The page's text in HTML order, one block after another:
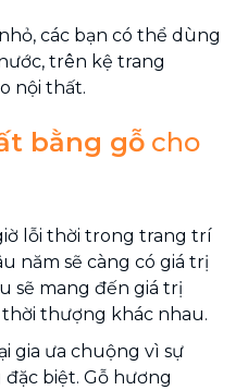
các bạn có thể dùng
trên kệ trang
nội thất.
bằng gỗ cho
lỗi thời trong trang trí
năm sẽ càng có giá trị
sẽ mang đến giá trị
thượng khác nhau.
gia ưa chuộng vì sự
biệt. Gỗ hương